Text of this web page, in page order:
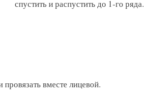
спустить и распустить до 1-го ряда.
вместе лицевой.